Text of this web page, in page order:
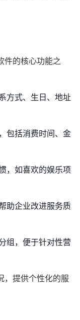
件的核心功能之
方式、生日、地址
包括消费时间、金
，如喜欢的娱乐项
助企业改进服务质
组，便于针对性营
，提供个性化的服